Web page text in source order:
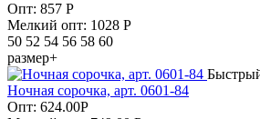
Опт: 857 Р
Мелкий опт: 1028 Р
50 52 54 56 58 60
размер+
Ночная сорочка, арт. 0601-84
Опт: 624.00Р